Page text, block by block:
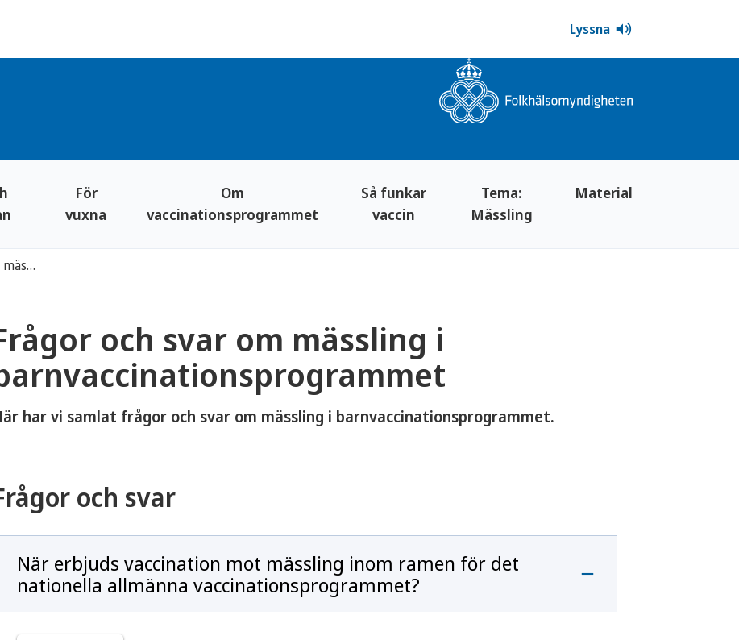
Lyssna
För
vuxna
Om
vaccinationsprogrammet
Så funkar
vaccin
Tema:
Mässling
Material
Frågor och svar om mässling i barnvaccinationsprogrammet
och svar om mässling i
har vi samlat frågor och svar om mässling i barnvaccinationsprogrammet.
och svar
När erbjuds vaccination mot mässling inom ramen för det
nationella allmänna vaccinationsprogrammet?